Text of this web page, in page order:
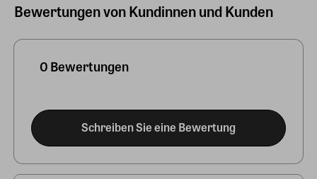
Bewertungen von Kundinnen und Kunden
0 Bewertungen
Schreiben Sie eine Bewertung